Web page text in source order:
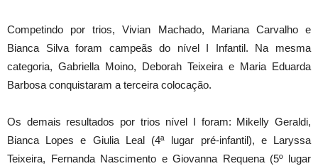
Competindo por trios, Vivian Machado, Mariana Carvalho e
Bianca Silva foram campeãs do nível I Infantil. Na mesma
categoria, Gabriella Moino, Deborah Teixeira e Maria Eduarda
Barbosa conquistaram a terceira colocação.
Os demais resultados por trios nível I foram: Mikelly Geraldi,
Bianca Lopes e Giulia Leal (4ª lugar pré-infantil), e Laryssa
Teixeira, Fernanda Nascimento e Giovanna Requena (5º lugar